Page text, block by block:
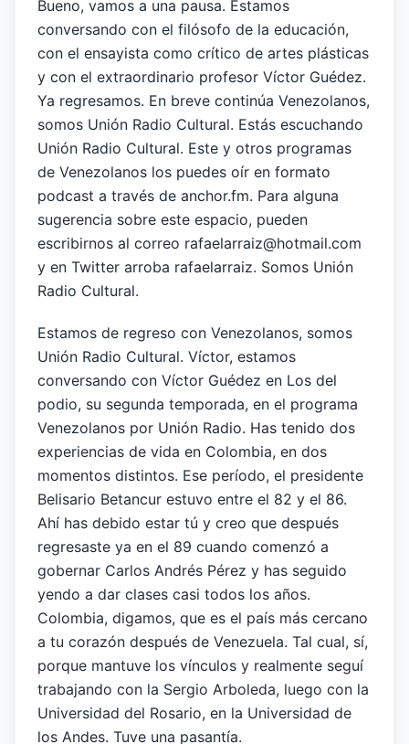
Bueno, vamos a una pausa. Estamos
conversando con el filósofo de la educación,
con el ensayista como crítico de artes plásticas
y con el extraordinario profesor Víctor Guédez.
Ya regresamos. En breve continúa Venezolanos,
somos Unión Radio Cultural. Estás escuchando
Unión Radio Cultural. Este y otros programas
de Venezolanos los puedes oír en formato
podcast a través de anchor.fm. Para alguna
sugerencia sobre este espacio, pueden
escribirnos al correo rafaelarraiz@hotmail.com
y en Twitter arroba rafaelarraiz. Somos Unión
Radio Cultural.
Estamos de regreso con Venezolanos, somos
Unión Radio Cultural. Víctor, estamos
conversando con Víctor Guédez en Los del
podio, su segunda temporada, en el programa
Venezolanos por Unión Radio. Has tenido dos
experiencias de vida en Colombia, en dos
momentos distintos. Ese período, el presidente
Belisario Betancur estuvo entre el 82 y el 86.
Ahí has debido estar tú y creo que después
regresaste ya en el 89 cuando comenzó a
gobernar Carlos Andrés Pérez y has seguido
yendo a dar clases casi todos los años.
Colombia, digamos, que es el país más cercano
a tu corazón después de Venezuela. Tal cual, sí,
porque mantuve los vínculos y realmente seguí
trabajando con la Sergio Arboleda, luego con la
Universidad del Rosario, en la Universidad de
los Andes. Tuve una pasantía.